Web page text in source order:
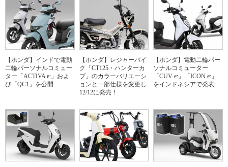
【ホンダ】インドで電動
二輪パーソナルコミュー
ター「ACTIVA e:」およ
び「QC1」を公開
【ホンダ】レジャーバイ
ク「CT125・ハンターカ
ブ」のカラーバリエーシ
ョンと一部仕様を変更し
12/12に発売！
【ホンダ】電動二輪パー
ソナルコミューター
「CUV e:」「ICON e:」
をインドネシアで発表